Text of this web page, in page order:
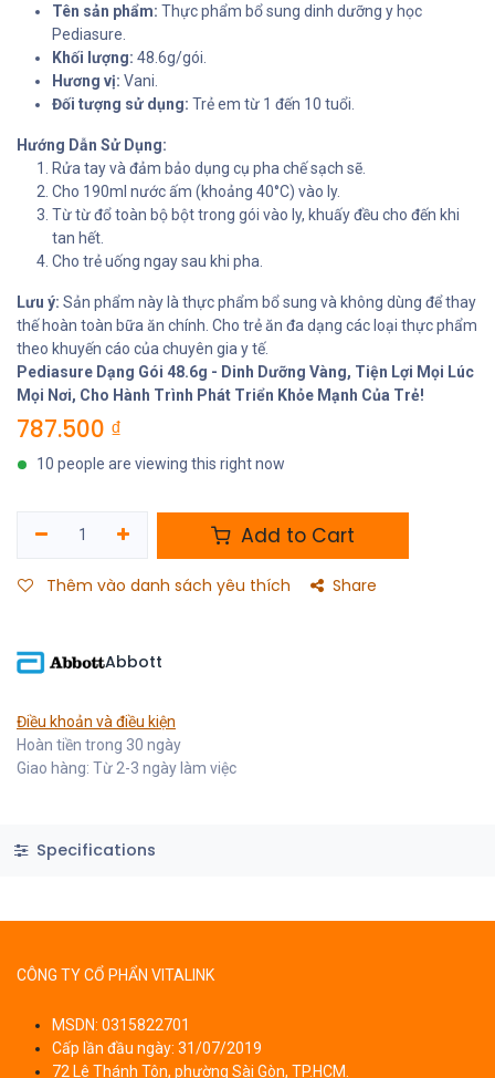
Tên sản phẩm: Thực phẩm bổ sung dinh dưỡng y học
Pediasure.
Khối lượng: 48.6g/gói.
Hương vị: Vani.
Đối tượng sử dụng: Trẻ em từ 1 đến 10 tuổi.
Hướng Dẫn Sử Dụng:
Rửa tay và đảm bảo dụng cụ pha chế sạch sẽ.
Cho 190ml nước ấm (khoảng 40°C) vào ly.
Từ từ đổ toàn bộ bột trong gói vào ly, khuấy đều cho đến khi
tan hết.
Cho trẻ uống ngay sau khi pha.
Lưu ý: Sản phẩm này là thực phẩm bổ sung và không dùng để thay
thế hoàn toàn bữa ăn chính. Cho trẻ ăn đa dạng các loại thực phẩm
theo khuyến cáo của chuyên gia y tế.
Pediasure Dạng Gói 48.6g - Dinh Dưỡng Vàng, Tiện Lợi Mọi Lúc
Mọi Nơi, Cho Hành Trình Phát Triển Khỏe Mạnh Của Trẻ!
787.500 ₫
10 people are viewing this right now
Add to Cart
Thêm vào danh sách yêu thích Share
Abbott
Điều khoản và điều kiện
Hoàn tiền trong 30 ngày
Giao hàng: Từ 2-3 ngày làm việc
Specifications
CÔNG TY CỔ PHẨN VITALINK
MSDN: 0315822701
Cấp lần đầu ngày: 31/07/2019
72 Lê Thánh Tôn, phường Sài Gòn, TP.HCM.